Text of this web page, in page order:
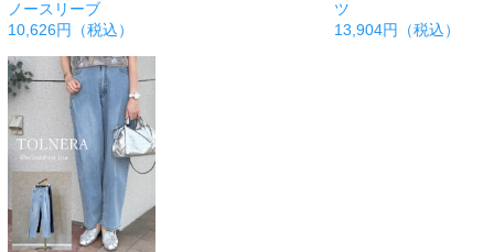
ノースリーブ
10,626円（税込）
ツ
13,904円（税込）